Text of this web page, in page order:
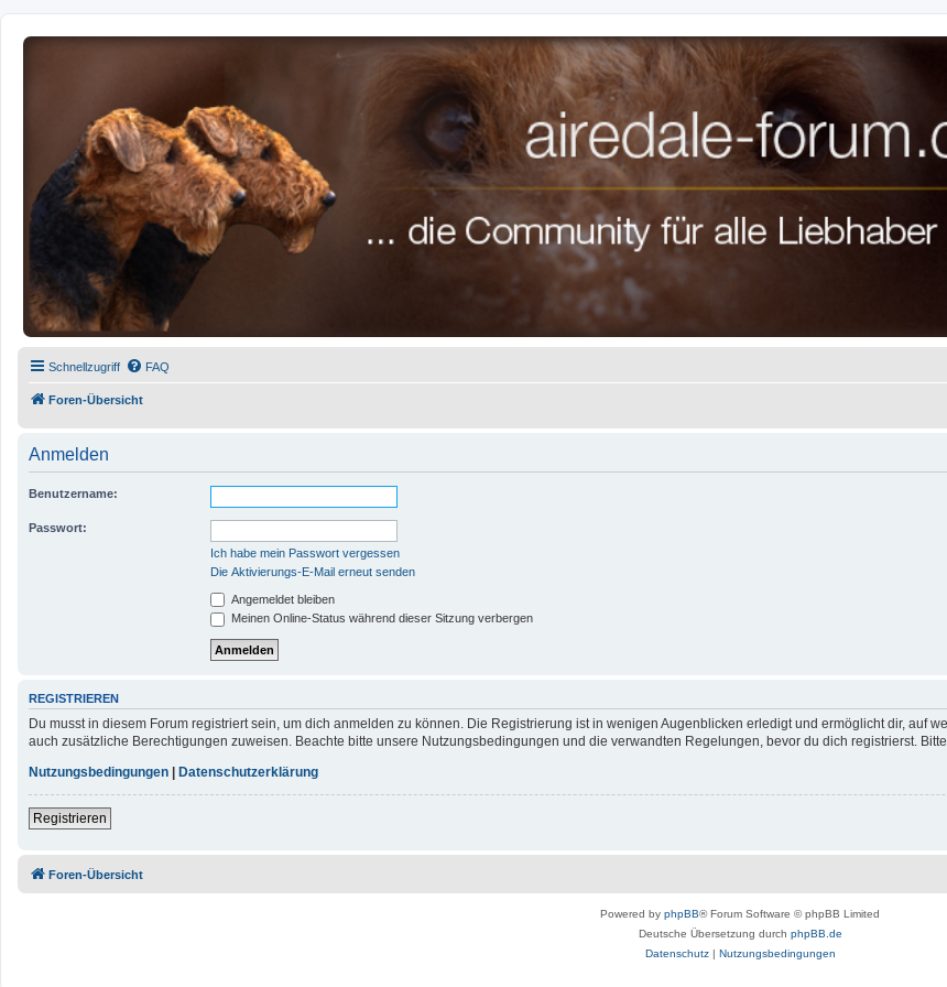
Schnellzugriff FAQ
Foren-Übersicht
Anmelden
Benutzername:
Passwort:
Ich habe mein Passwort vergessen
Die Aktivierungs-E-Mail erneut senden
Angemeldet bleiben
Meinen Online-Status während dieser Sitzung verbergen
REGISTRIEREN
Du musst in diesem Forum registriert sein, um dich anmelden zu können. Die Registrierung ist in wenigen Augenblicken erledigt und ermöglicht dir, auf
auch zusätzliche Berechtigungen zuweisen. Beachte bitte unsere Nutzungsbedingungen und die verwandten Regelungen, bevor du dich registrierst.
Nutzungsbedingungen
Datenschutzerklärung
Registrieren
Foren-Übersicht
Powered by phpBB® Forum Software © phpBB Limited
Deutsche Übersetzung durch phpBB.de
Datenschutz| Nutzungsbedingungen